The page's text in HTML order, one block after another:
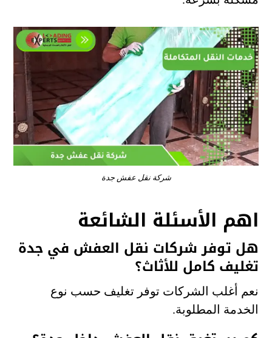
شركة نقل عفش جدة
اهم الأسئلة الشائعة
هل توفر شركات نقل العفش في جدة
تغليف كامل للأثاث؟
نعم أغلب الشركات توفر تغليف حسب نوع
الخدمة المطلوبة.